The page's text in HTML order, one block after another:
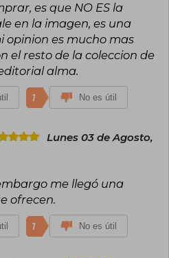
es que NO ES la
en la imagen, es una
es mucho mas
el resto de la coleccion de
alma.
1 No es útil
Lunes 03 de Agosto,
me llegó una
ofrecen.
1 No es útil